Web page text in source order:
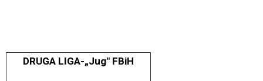
DRUGA LIGA-„Jug" FBiH